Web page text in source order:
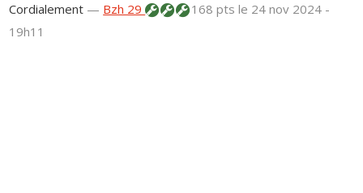
Cordialement — Bzh 29 168 ptsle 24 nov 2024 -
19h11